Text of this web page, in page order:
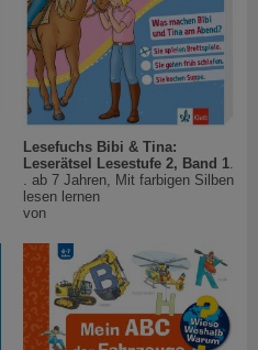
Lesefuchs Bibi & Tina:
Leserätsel Lesestufe 2, Band 1
. ab 7 Jahren, Mit farbigen Silben
lesen lernen
von